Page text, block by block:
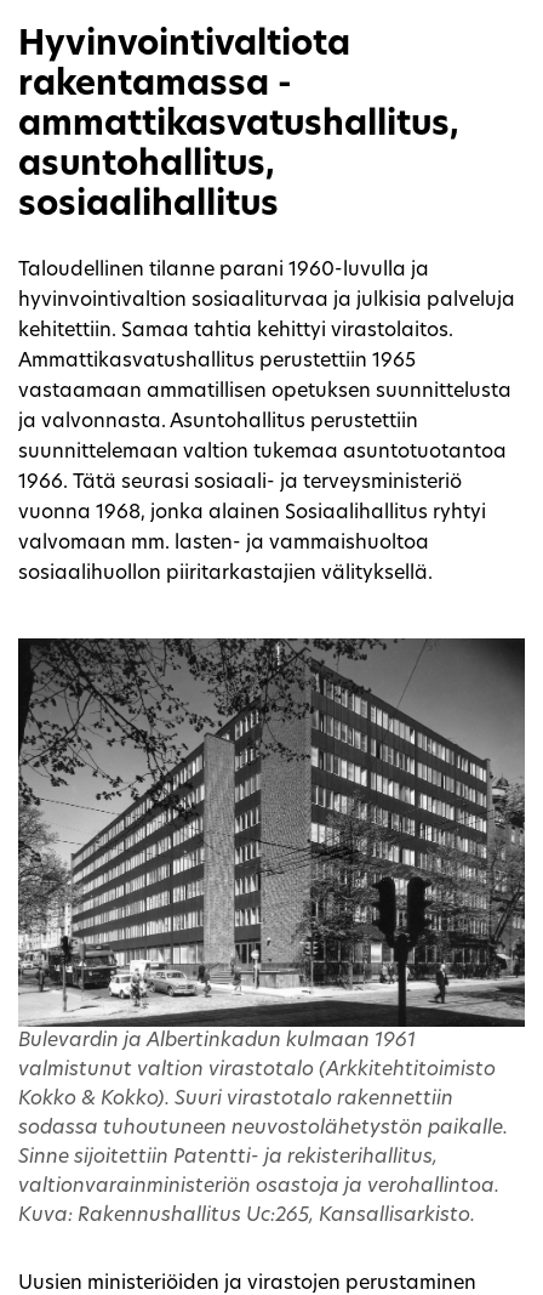
Hyvinvointivaltiota
rakentamassa -
ammattikasvatushallitus,
asuntohallitus,
sosiaalihallitus
Taloudellinen tilanne parani 1960-luvulla ja
hyvinvointivaltion sosiaaliturvaa ja julkisia palveluja
kehitettiin. Samaa tahtia kehittyi virastolaitos.
Ammattikasvatushallitus perustettiin 1965
vastaamaan ammatillisen opetuksen suunnittelusta
ja valvonnasta. Asuntohallitus perustettiin
suunnittelemaan valtion tukemaa asuntotuotantoa
1966. Tätä seurasi sosiaali- ja terveysministeriö
vuonna 1968, jonka alainen Sosiaalihallitus ryhtyi
valvomaan mm. lasten- ja vammaishuoltoa
sosiaalihuollon piiritarkastajien välityksellä.
Bulevardin ja Albertinkadun kulmaan 1961
valmistunut valtion virastotalo (Arkkitehtitoimisto
Kokko & Kokko). Suuri virastotalo rakennettiin
sodassa tuhoutuneen neuvostolähetystön paikalle.
Sinne sijoitettiin Patentti- ja rekisterihallitus,
valtionvarainministeriön osastoja ja verohallintoa.
Kuva: Rakennushallitus Uc:265, Kansallisarkisto.
Uusien ministeriöiden ja virastojen perustaminen